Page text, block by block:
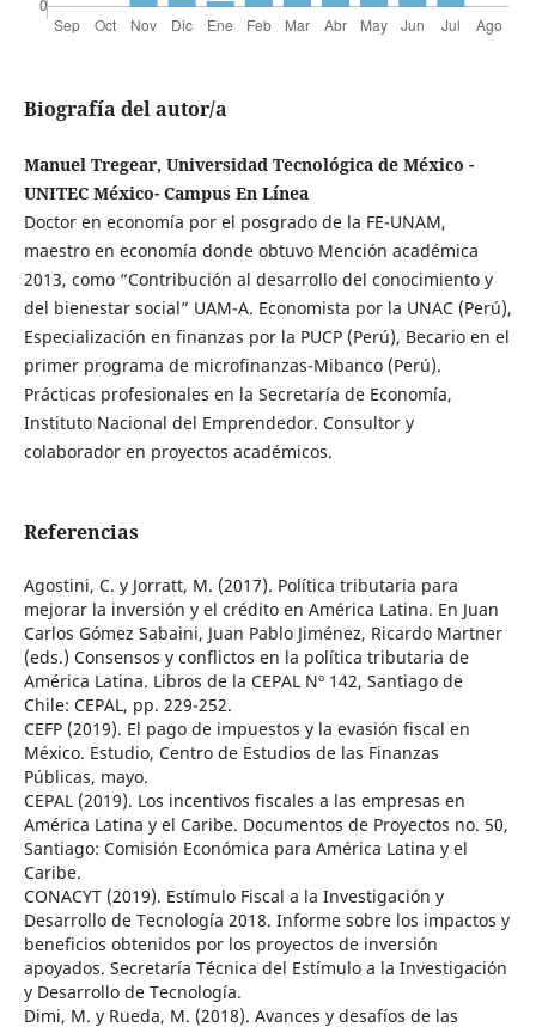
Biografía del autor/a
Manuel Tregear, Universidad Tecnológica de México -
UNITEC México- Campus En Línea
Doctor en economía por el posgrado de la FE-UNAM,
maestro en economía donde obtuvo Mención académica
2013, como “Contribución al desarrollo del conocimiento y
del bienestar social” UAM-A. Economista por la UNAC (Perú),
Especialización en finanzas por la PUCP (Perú), Becario en el
primer programa de microfinanzas-Mibanco (Perú).
Prácticas profesionales en la Secretaría de Economía,
Instituto Nacional del Emprendedor. Consultor y
colaborador en proyectos académicos.
Referencias
Agostini, C. y Jorratt, M. (2017). Política tributaria para
mejorar la inversión y el crédito en América Latina. En Juan
Carlos Gómez Sabaini, Juan Pablo Jiménez, Ricardo Martner
(eds.) Consensos y conflictos en la política tributaria de
América Latina. Libros de la CEPAL Nº 142, Santiago de
Chile: CEPAL, pp. 229-252.
CEFP (2019). El pago de impuestos y la evasión fiscal en
México. Estudio, Centro de Estudios de las Finanzas
Públicas, mayo.
CEPAL (2019). Los incentivos fiscales a las empresas en
América Latina y el Caribe. Documentos de Proyectos no. 50,
Santiago: Comisión Económica para América Latina y el
Caribe.
CONACYT (2019). Estímulo Fiscal a la Investigación y
Desarrollo de Tecnología 2018. Informe sobre los impactos y
beneficios obtenidos por los proyectos de inversión
apoyados. Secretaría Técnica del Estímulo a la Investigación
y Desarrollo de Tecnología.
Dimi, M. y Rueda, M. (2018). Avances y desafíos de las